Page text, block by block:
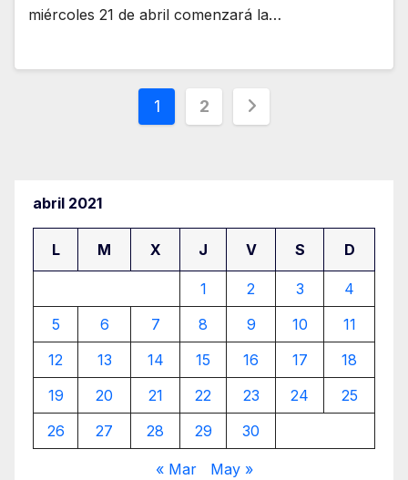
miércoles 21 de abril comenzará la…
Paginación
1 2
abril 2021
L M X J V S D
1 2 3
4
5
6 7 8 9 10
11
12
13 14 15 16 17
18
19
20 21 22 23 24
25
26
27 28 29 30
« Mar May »